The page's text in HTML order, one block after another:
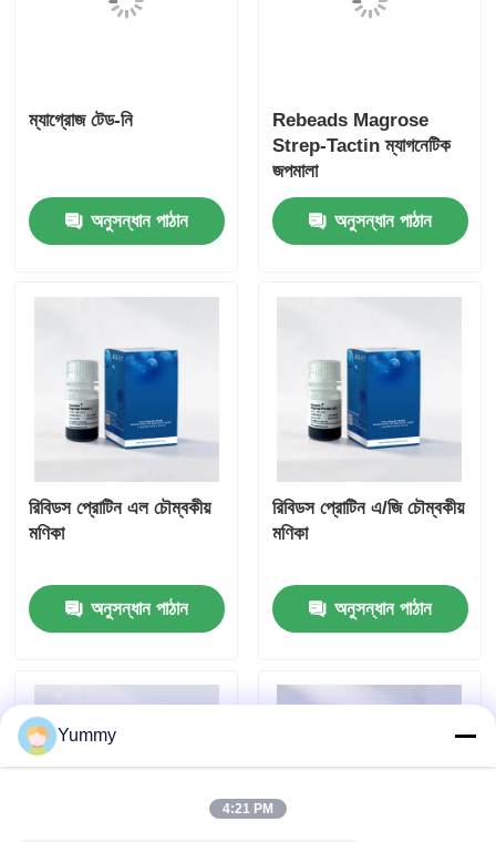
ম্যাগ্রোজ টেড-নি
অনুসন্ধান পাঠান
Rebeads Magrose
Strep-Tactin ম্যাগনেটিক
জপমালা
অনুসন্ধান পাঠান
রিবিডস প্রোটিন এল চৌম্বকীয়
মণিকা
অনুসন্ধান পাঠান
রিবিডস প্রোটিন এ/জি চৌম্বকীয়
মণিকা
অনুসন্ধান পাঠান
Yummy
4:21 PM